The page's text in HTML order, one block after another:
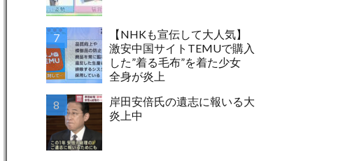
【NHKも宣伝して大人気】
激安中国サイトTEMUで購入
した”着る毛布”を着た少女
全身が炎上
岸田安倍氏の遺志に報いる大
炎上中